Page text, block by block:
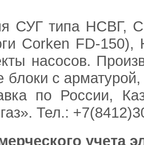
СУГ типа НСВГ,
Corken FD-150),
насосов.
блоки с
по России,
Тел.:
учета